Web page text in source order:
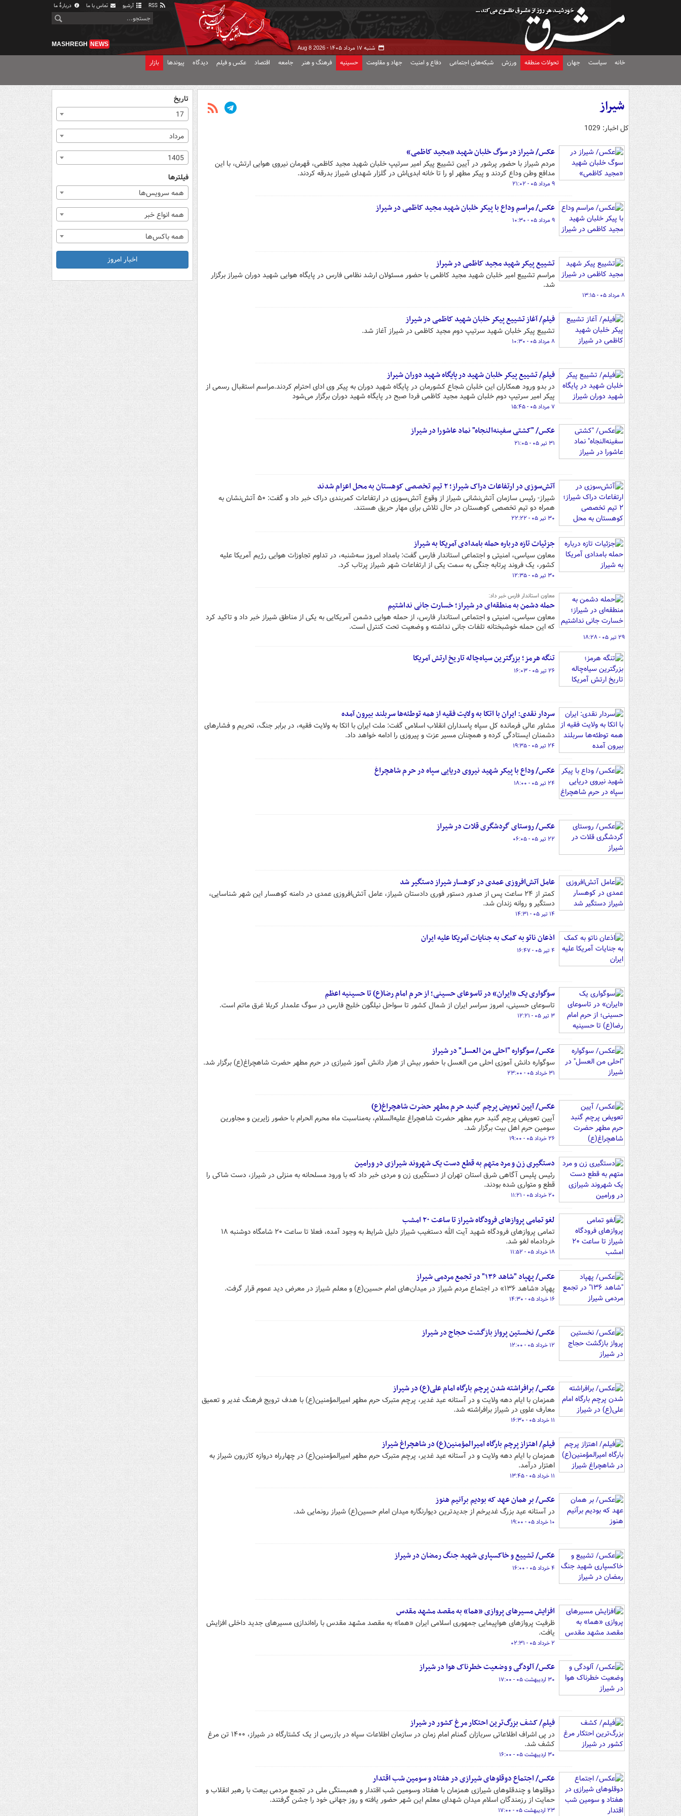
آرشیو تماس با ما دربارهٔ ما
شنبه ۱۷ مرداد ۱۴۰۵ - Aug 8 2026
MASHREGH NEWS
خانه سیاست جهان تحولات منطقه ورزش شبکه‌های اجتماعی دفاع و امنیت جهاد و مقاومت حسینیه فرهنگ و هنر جامعه اقتصاد عکس و فیلم دیدگاه پیوندها بازار
شیراز
کل اخبار: 1029
عکس/ شیراز در سوگ خلبان شهید «مجید کاظمی»
مردم شیراز با حضور پرشور در آیین تشییع پیکر امیر سرتیپ خلبان شهید مجید کاظمی، قهرمان نیروی هوایی ارتش، با این
مدافع وطن وداع کردند و پیکر مطهر او را تا خانه ابدی‌اش در گلزار شهدای شیراز بدرقه کردند.
۹ مرداد ۰۵ - ۲۱:۰۲
عکس/ مراسم وداع با پیکر خلبان شهید مجید کاظمی در شیراز
۹ مرداد ۰۵ - ۱۰:۳۰
تشییع پیکر شهید مجید کاظمی در شیراز
مراسم تشییع امیر خلبان شهید مجید کاظمی با حضور مسئولان ارشد نظامی فارس در پایگاه هوایی شهید دوران شیراز برگزار
شد.
۸ مرداد ۰۵ - ۱۳:۱۵
فیلم/ آغاز تشییع پیکر خلبان شهید کاظمی در شیراز
تشییع پیکر خلبان شهید سرتیپ دوم مجید کاظمی در شیراز آغاز شد.
۸ مرداد ۰۵ - ۱۰:۳۰
فیلم/ تشییع پیکر خلبان شهید در پایگاه شهید دوران شیراز
در بدو ورود همکاران این خلبان شجاع کشورمان در پایگاه شهید دوران به پیکر وی ادای احترام کردند.مراسم استقبال رسمی از
پیکر امیر سرتیپ دوم خلبان شهید مجید کاظمی فردا صبح در پایگاه شهید دوران برگزار می‌شود
۷ مرداد ۰۵ - ۱۵:۴۵
عکس/ "کشتی سفینه‌النجاه" نماد عاشورا در شیراز
۳۱ تیر ۰۵ - ۲۱:۰۵
آتش‌سوزی در ارتفاعات دراک شیراز؛ ۲ تیم تخصصی کوهستان به محل اعزام شدند
شیراز- رئیس سازمان آتش‌نشانی شیراز از وقوع آتش‌سوزی در ارتفاعات کمربندی دراک خبر داد و گفت: ۵۰ آتش‌نشان به
همراه دو تیم تخصصی کوهستان در حال تلاش برای مهار حریق هستند.
۳۰ تیر ۰۵ - ۲۲:۲۲
جزئیات تازه درباره حمله بامدادی آمریکا به شیراز
معاون سیاسی، امنیتی و اجتماعی استاندار فارس گفت: بامداد امروز سه‌شنبه، در تداوم تجاوزات هوایی رژیم آمریکا علیه
کشور، یک فروند پرتابه جنگی به سمت یکی از ارتفاعات شهر شیراز پرتاب کرد.
۳۰ تیر ۰۵ - ۱۲:۳۵
معاون استاندار فارس خبر داد:
حمله دشمن به منطقه‌ای در شیراز؛ خسارت جانی نداشتیم
معاون سیاسی، امنیتی و اجتماعی استاندار فارس، از حمله هوایی دشمن آمریکایی به یکی از مناطق شیراز خبر داد و تاکید کرد
که این حمله خوشبختانه تلفات جانی نداشته و وضعیت تحت کنترل است.
۲۹ تیر ۰۵ - ۱۸:۲۸
تنگه هرمز؛ بزرگترین سیاه‌چاله تاریخ ارتش آمریکا
۲۶ تیر ۰۵ - ۱۶:۰۳
سردار نقدی: ایران با اتکا به ولایت فقیه از همه توطئه‌ها سربلند بیرون آمده
مشاور عالی فرمانده کل سپاه پاسداران انقلاب اسلامی گفت: ملت ایران با اتکا به ولایت فقیه، در برابر جنگ، تحریم و فشارهای
دشمنان ایستادگی کرده و همچنان مسیر عزت و پیروزی را ادامه خواهد داد.
۲۴ تیر ۰۵ - ۱۹:۳۵
عکس/ وداع با پیکر شهید نیروی دریایی سپاه در حرم شاهچراغ
۲۴ تیر ۰۵ - ۱۸:۰۰
عکس/ روستای گردشگری قلات در شیراز
۲۲ تیر ۰۵ - ۰۶:۰۵
عامل آتش‌افروزی عمدی در کوهسار شیراز دستگیر شد
کمتر از ۲۴ ساعت پس از صدور دستور فوری دادستان شیراز، عامل آتش‌افروزی عمدی در دامنه کوهسار این شهر شناسایی،
دستگیر و روانه زندان شد.
۱۴ تیر ۰۵ - ۱۴:۳۱
اذعان ناتو به کمک به جنایات آمریکا علیه ایران
۴ تیر ۰۵ - ۱۶:۴۷
سوگواری یک «ایران» در تاسوعای حسینی؛ از حرم امام رضا(ع) تا حسینیه اعظم
تاسوعای حسینی، امروز سراسر ایران از شمال کشور تا سواحل نیلگون خلیج فارس در سوگ علمدار کربلا غرق ماتم است.
۳ تیر ۰۵ - ۱۲:۲۱
عکس/ سوگواره "احلی من العسل" در شیراز
سوگواره دانش‌ آموزی احلی من العسل با حضور بیش از هزار دانش آموز شیرازی در حرم مطهر حضرت شاهچراغ(ع) برگزار شد.
۳۱ خرداد ۰۵ - ۲۳:۰۰
عکس/ آیین تعویض پرچم گنبد حرم مطهر حضرت شاهچراغ(ع)
آیین تعویض پرچم گنبد حرم مطهر حضرت شاهچراغ علیه‌السلام، به‌مناسبت ماه محرم الحرام با حضور زاِیرین و مجاورین
سومین حرم اهل بیت برگزار شد.
۲۶ خرداد ۰۵ - ۱۹:۰۰
دستگیری زن و مرد متهم به قطع دست یک شهروند شیرازی در ورامین
رئیس پلیس آگاهی شرق استان تهران از دستگیری زن و مردی خبر داد که با ورود مسلحانه به منزلی در شیراز، دست شاکی را
قطع و متواری شده بودند.
۲۰ خرداد ۰۵ - ۱۱:۲۱
لغو تمامی پروازهای فرودگاه شیراز تا ساعت ۲۰ امشب
تمامی پروازهای فرودگاه شهید آیت الله دستغیب شیراز دلیل شرایط به وجود آمده، فعلا تا ساعت ۲۰ شامگاه دوشنبه ۱۸
خردادماه لغو شد.
۱۸ خرداد ۰۵ - ۱۱:۵۲
عکس/ پهپاد "شاهد ۱۳۶" در تجمع مردمی شیراز
پهپاد «شاهد ۱۳۶» در اجتماع مردم شیراز در میدان‌های امام حسین(ع) و معلم شیراز در معرض دید عموم قرار گرفت.
۱۶ خرداد ۰۵ - ۱۴:۳۰
عکس/ نخستین پرواز بازگشت حجاج در شیراز
۱۲ خرداد ۰۵ - ۱۲:۰۰
عکس/ برافراشته شدن پرچم بارگاه امام علی(ع) در شیراز
همزمان با ایام دهه ولایت و در آستانه عید غدیر، پرچم متبرک حرم مطهر امیرالمؤمنین(ع) با هدف ترویج فرهنگ غدیر و تعمیق
معارف علوی در شیراز برافراشته شد.
۱۱ خرداد ۰۵ - ۱۶:۳۰
فیلم/ اهتزاز پرچم بارگاه امیرالمؤمنین(ع) در شاهچراغ شیراز
همزمان با ایام دهه ولایت و در آستانه عید غدیر، پرچم متبرک حرم مطهر امیرالمؤمنین(ع) در چهارراه دروازه کازرون شیراز به
اهتزار درآمد.
۱۱ خرداد ۰۵ - ۱۳:۴۵
عکس/ بر همان عهد که بودیم برآنیم هنوز
در آستانه عید بزرگ غدیرخم از جدیدترین دیوارنگاره میدان امام حسین(ع) شیراز رونمایی شد.
۱۰ خرداد ۰۵ - ۱۹:۰۰
عکس/ تشییع و خاکسپاری شهید جنگ رمضان در شیراز
۴ خرداد ۰۵ - ۱۶:۰۰
افزایش مسیرهای پروازی «هما» به مقصد مشهد مقدس
ظرفیت پروازهای هواپیمایی جمهوری اسلامی ایران «هما» به مقصد مشهد مقدس با راه‌اندازی مسیرهای جدید داخلی افزایش
یافت.
۲ خرداد ۰۵ - ۰۲:۳۱
عکس/ آلودگی و وضعیت خطرناک هوا در شیراز
۳۰ اردیبهشت ۰۵ - ۱۷:۰۰
فیلم/ کشف بزرگ‌ترین احتکار مرغ کشور در شیراز
در پی اشراف اطلاعاتی سربازان گمنام امام زمان در سازمان اطلاعات سپاه در بازرسی از یک کشتارگاه در شیراز، ۱۴۰۰ تن مرغ
کشف شد.
۳۰ اردیبهشت ۰۵ - ۱۶:۰۰
عکس/ اجتماع دوقلوهای شیرازی در هفتاد و سومین شب اقتدار
دوقلوها و چندقلوهای شیرازی همزمان با هفتاد وسومین شب اقتدار و همبستگی ملی در تجمع مردمی بیعت با رهبر انقلاب و
حمایت از رزمندگان اسلام میدان شهدای معلم این شهر حضور یافته و روز جهانی خود را جشن گرفتند.
۲۳ اردیبهشت ۰۵ - ۱۷:۰۰
تاریخ
17
مرداد
1405
فیلترها
همه سرویس‌ها
همه انواع خبر
همه باکس‌ها
اخبار امروز